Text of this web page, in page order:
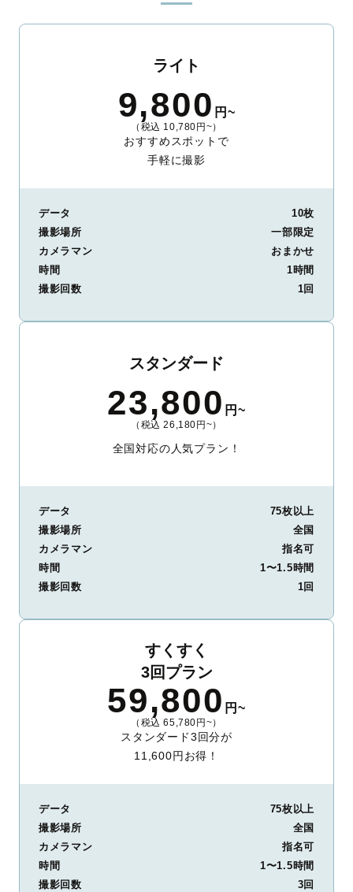
ます。創業10年のノウハウを活かし、思い出に残る素敵な撮影体
験をお届けします。
整。自然な雰囲気を残しつつも、おしゃれで洗練された仕上がり
に。きっと「こんな写真を撮ってほしかった！」と思える一枚に
出会えます。まずは、ラブグラフの撮影事例
ライト
9,800 円~
（税込 10,780円~）
おすすめスポットで
手軽に撮影
データ
10枚
撮影場所
一部限定
カメラマン
おまかせ
時間
1時間
撮影回数
1回
スタンダード
23,800 円~
（税込 26,180円~）
全国対応の人気プラン！
データ
75枚以上
撮影場所
全国
カメラマン
指名可
時間
1〜1.5時間
撮影回数
1回
すくすく
3回プラン
59,800 円~
（税込 65,780円~）
スタンダード3回分が
11,600円お得！
データ
75枚以上
撮影場所
全国
カメラマン
指名可
時間
1〜1.5時間
撮影回数
3回